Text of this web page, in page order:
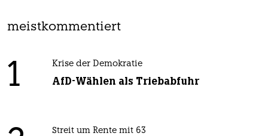
meistkommentiert
1 Krise der Demokratie
AfD-Wählen als Triebabfuhr
Streit um Rente mit 63